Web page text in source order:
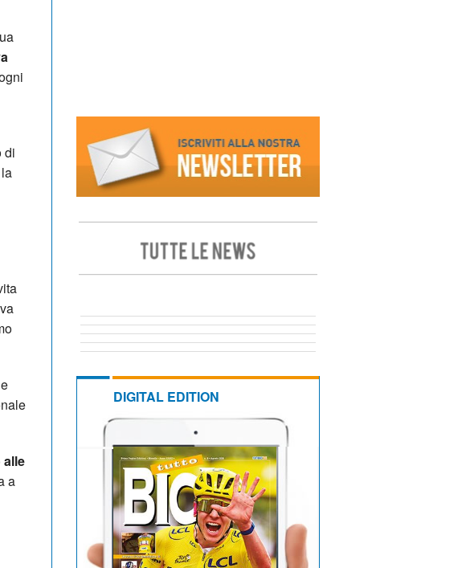
di
alle
a
DIGITAL EDITION